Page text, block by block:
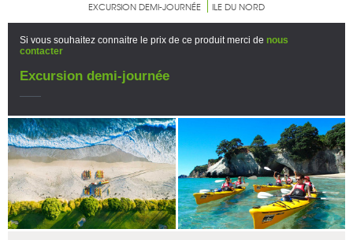
EXCURSION DEMI-JOURNÉE ILE DU NORD
Si vous souhaitez connaitre le prix de ce produit merci de nous
contacter
Excursion demi-journée